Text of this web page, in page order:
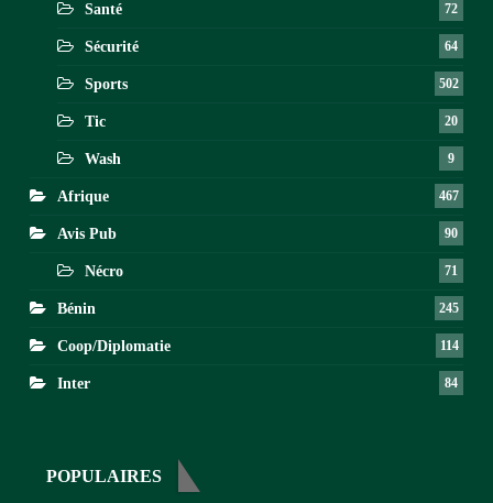
Santé 72
Sécurité 64
Sports 502
Tic 20
Wash 9
Afrique 467
Avis Pub 90
Nécro 71
Bénin 245
Coop/Diplomatie 114
Inter 84
POPULAIRES